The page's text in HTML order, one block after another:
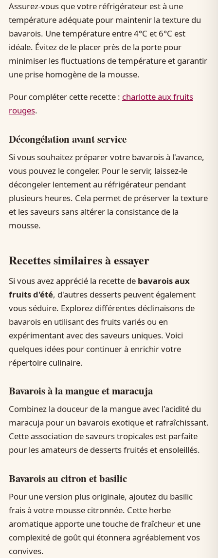
Assurez-vous que votre réfrigérateur est à une
température adéquate pour maintenir la texture du
bavarois. Une température entre 4°C et 6°C est
idéale. Évitez de le placer près de la porte pour
minimiser les fluctuations de température et garantir
une prise homogène de la mousse.
Pour compléter cette recette : charlotte aux fruits
rouges.
Décongélation avant service
Si vous souhaitez préparer votre bavarois à l'avance,
vous pouvez le congeler. Pour le servir, laissez-le
décongeler lentement au réfrigérateur pendant
plusieurs heures. Cela permet de préserver la texture
et les saveurs sans altérer la consistance de la
mousse.
Recettes similaires à essayer
Si vous avez apprécié la recette de bavarois aux
fruits d'été, d'autres desserts peuvent également
vous séduire. Explorez différentes déclinaisons de
bavarois en utilisant des fruits variés ou en
expérimentant avec des saveurs uniques. Voici
quelques idées pour continuer à enrichir votre
répertoire culinaire.
Bavarois à la mangue et maracuja
Combinez la douceur de la mangue avec l'acidité du
maracuja pour un bavarois exotique et rafraîchissant.
Cette association de saveurs tropicales est parfaite
pour les amateurs de desserts fruités et ensoleillés.
Bavarois au citron et basilic
Pour une version plus originale, ajoutez du basilic
frais à votre mousse citronnée. Cette herbe
aromatique apporte une touche de fraîcheur et une
complexité de goût qui étonnera agréablement vos
convives.